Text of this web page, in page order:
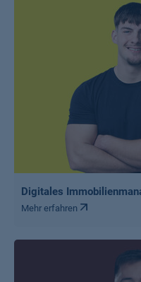
Digitales
Mehr erfahren